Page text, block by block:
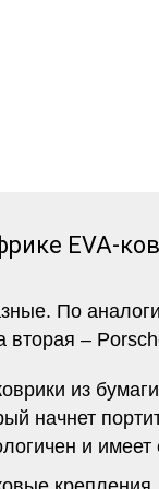
EVA-
По
–
из
начнет
и